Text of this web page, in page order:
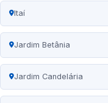
Itaí
Jardim Betânia
Jardim Candelária